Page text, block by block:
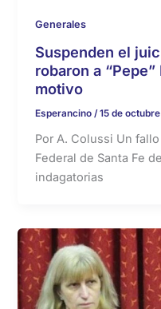
Generales
Suspenden el
robaron a
motivo
Esperancino /15 de
Por A. Colussi Un
Federal de Santa Fe
indagatorias